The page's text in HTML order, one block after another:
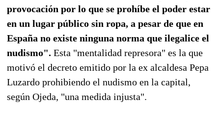
provocación por lo que se prohíbe el poder estar
en un lugar público sin ropa, a pesar de que en
España no existe ninguna norma que ilegalice el
nudismo". Esta "mentalidad represora" es la que
motivó el decreto emitido por la ex alcaldesa Pepa
Luzardo prohibiendo el nudismo en la capital,
según Ojeda, "una medida injusta".